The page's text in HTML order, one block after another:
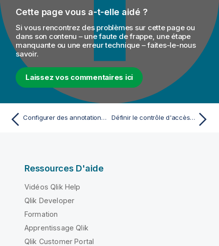
Cette page vous a-t-elle aidé ?
Si vous rencontrez des problèmes sur cette page ou
dans son contenu – une faute de frappe, une étape
manquante ou une erreur technique – faites-le-nous
savoir.
Laissez vos commentaires ici
Configurer des annotations sur les entités métier Définir le contrôle d'accès au niveau des entités dans l'éditeur de modèle de données
Ressources D'aide
Vidéos Qlik Help
Qlik Developer
Formation
Apprentissage Qlik
Qlik Customer Portal